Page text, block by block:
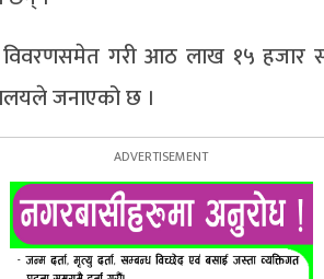
गरी आठ लाख १५ हजार
जनाएको छ ।